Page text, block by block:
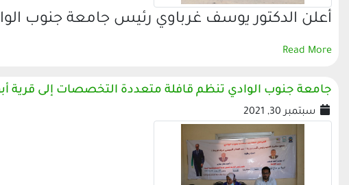
أعلن الدكتور يوسف غرباوي رئيس جامعة جنوب
Read More
جامعة جنوب الوادي تنظم قافلة متعددة التخصصات إلى قرية
سبتمبر 30, 2021